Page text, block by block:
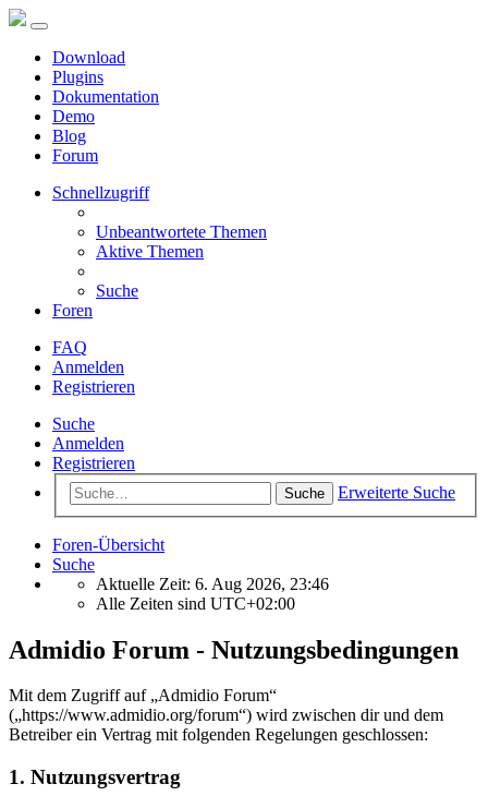
Download
Plugins
Dokumentation
Demo
Blog
Forum
Schnellzugriff
Unbeantwortete Themen
Aktive Themen
Suche
Foren
FAQ
Anmelden
Registrieren
Suche
Anmelden
Registrieren
Suche Erweiterte Suche
Foren-Übersicht
Suche
Aktuelle Zeit: 6. Aug 2026, 23:46
Alle Zeiten sind UTC+02:00
Admidio Forum - Nutzungsbedingungen
Mit dem Zugriff auf „Admidio Forum“
(„https://www.admidio.org/forum“) wird zwischen dir und dem
Betreiber ein Vertrag mit folgenden Regelungen geschlossen:
1. Nutzungsvertrag